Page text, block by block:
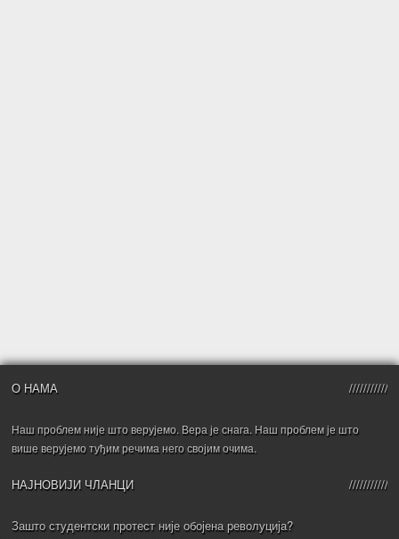
О НАМА
Наш проблем није што верујемо. Вера је снага. Наш проблем је што
више верујемо туђим речима него својим очима.
НАЈНОВИЈИ ЧЛАНЦИ
Зашто студентски протест није обојена револуција?